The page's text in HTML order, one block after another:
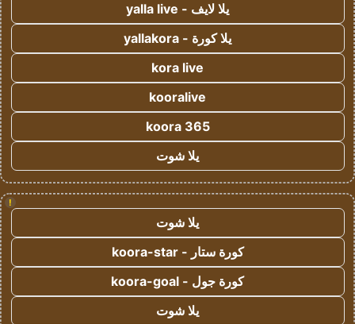
يلا لايف - yalla live
يلا كورة - yallakora
kora live
kooralive
koora 365
يلا شوت
!
يلا شوت
كورة ستار - koora-star
كورة جول - koora-goal
يلا شوت